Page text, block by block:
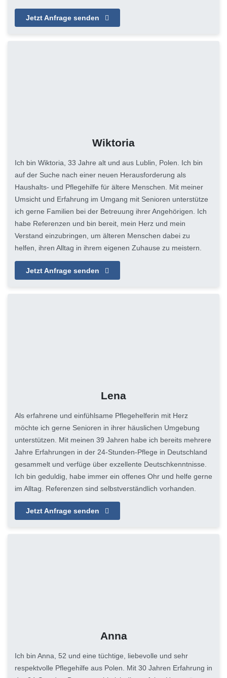
Jetzt Anfrage senden
Wiktoria
Ich bin Wiktoria, 33 Jahre alt und aus Lublin, Polen. Ich bin
auf der Suche nach einer neuen Herausforderung als
Haushalts- und Pflegehilfe für ältere Menschen. Mit meiner
Umsicht und Erfahrung im Umgang mit Senioren unterstütze
ich gerne Familien bei der Betreuung ihrer Angehörigen. Ich
habe Referenzen und bin bereit, mein Herz und mein
Verstand einzubringen, um älteren Menschen dabei zu
helfen, ihren Alltag in ihrem eigenen Zuhause zu meistern.
Jetzt Anfrage senden
Lena
Als erfahrene und einfühlsame Pflegehelferin mit Herz
möchte ich gerne Senioren in ihrer häuslichen Umgebung
unterstützen. Mit meinen 39 Jahren habe ich bereits mehrere
Jahre Erfahrungen in der 24-Stunden-Pflege in Deutschland
gesammelt und verfüge über exzellente Deutschkenntnisse.
Ich bin geduldig, habe immer ein offenes Ohr und helfe gerne
im Alltag. Referenzen sind selbstverständlich vorhanden.
Jetzt Anfrage senden
Anna
Ich bin Anna, 52 und eine tüchtige, liebevolle und sehr
respektvolle Pflegehilfe aus Polen. Mit 30 Jahren Erfahrung in